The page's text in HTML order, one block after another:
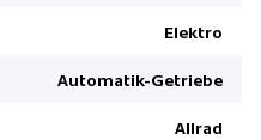
Elektro
Automatik-Getriebe
Allrad